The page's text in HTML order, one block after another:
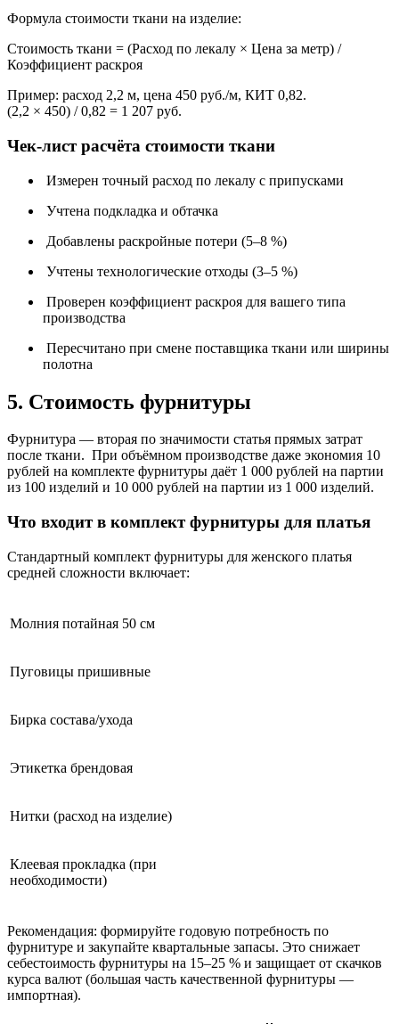
Формула стоимости ткани на изделие:
Стоимость ткани = (Расход по лекалу × Цена за метр) /
Коэффициент раскроя
Пример: расход 2,2 м, цена 450 руб./м, КИТ 0,82.
(2,2 × 450) / 0,82 = 1 207 руб.
Чек-лист расчёта стоимости ткани
Измерен точный расход по лекалу с припусками
Учтена подкладка и обтачка
Добавлены раскройные потери (5–8 %)
Учтены технологические отходы (3–5 %)
Проверен коэффициент раскроя для вашего типа
производства
Пересчитано при смене поставщика ткани или ширины
полотна
5. Стоимость фурнитуры
Фурнитура — вторая по значимости статья прямых затрат
после ткани. При объёмном производстве даже экономия 10
рублей на комплекте фурнитуры даёт 1 000 рублей на партии
из 100 изделий и 10 000 рублей на партии из 1 000 изделий.
Что входит в комплект фурнитуры для платья
Стандартный комплект фурнитуры для женского платья
средней сложности включает:
Молния потайная 50 см
Пуговицы пришивные
Бирка состава/ухода
Этикетка брендовая
Нитки (расход на изделие)
Клеевая прокладка (при
необходимости)
Рекомендация: формируйте годовую потребность по
фурнитуре и закупайте квартальные запасы. Это снижает
себестоимость фурнитуры на 15–25 % и защищает от скачков
курса валют (большая часть качественной фурнитуры —
импортная).